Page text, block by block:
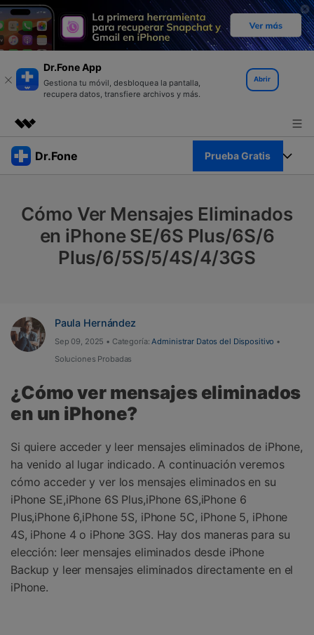
Dr.Fone App
Gestiona tu móvil, desbloquea la pantalla,
recupera datos, transfiere archivos y más.
Abrir
Productos destacados
Resumen
Soluciones
Quiénes somos
Sala de prensa
Dr.Fone Prueba Gratis
Ver Kit Completo >
Productos
Herramientas Online
Guías
Blog
Transferencia de Datos
Reparación de Móviles
Encuentra Más Soluciones
Desbloqueo FRP en Android 16
Iniciar sesión
Cómo Ver Mensajes Eliminados
en iPhone SE/6S Plus/6S/6
Plus/6/5S/5/4S/4/3GS
Paula Hernández
Sep 09, 2025 • Categoría:Administrar Datos del Dispositivo •
Soluciones Probadas
¿Cómo ver mensajes eliminados
en un iPhone?
Si quiere acceder y leer mensajes eliminados de iPhone,
ha venido al lugar indicado. A continuación veremos
cómo acceder y ver los mensajes eliminados en su
iPhone SE,iPhone 6S Plus,iPhone 6S,iPhone 6
Plus,iPhone 6,iPhone 5S, iPhone 5C, iPhone 5, iPhone
4S, iPhone 4 o iPhone 3GS. Hay dos maneras para su
elección: leer mensajes eliminados desde iPhone
Backup y leer mensajes eliminados directamente en el
iPhone.